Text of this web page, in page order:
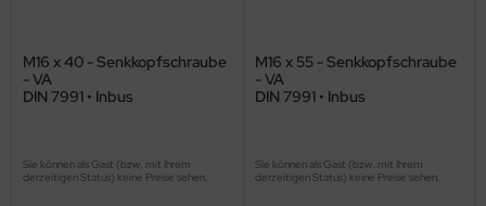
M16 x 40 - Senkkopfschraube
- VA
DIN 7991 • Inbus
Sie können als Gast (bzw. mit Ihrem
derzeitigen Status) keine Preise sehen.
M16 x 55 - Senkkopfschraube
- VA
DIN 7991 • Inbus
Sie können als Gast (bzw. mit Ihrem
derzeitigen Status) keine Preise sehen.